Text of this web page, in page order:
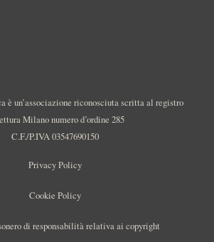
è un’associazione riconosciuta scritta al registro
Milano numero d’ordine 285
C.F./P.IVA 03547690150
Privacy Policy
Cookie Policy
di responsabilità relativa ai copyright